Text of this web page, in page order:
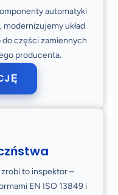
automatyki
modernizujemy układ
części zamiennych
producenta.
to inspektor –
EN ISO 13849 i